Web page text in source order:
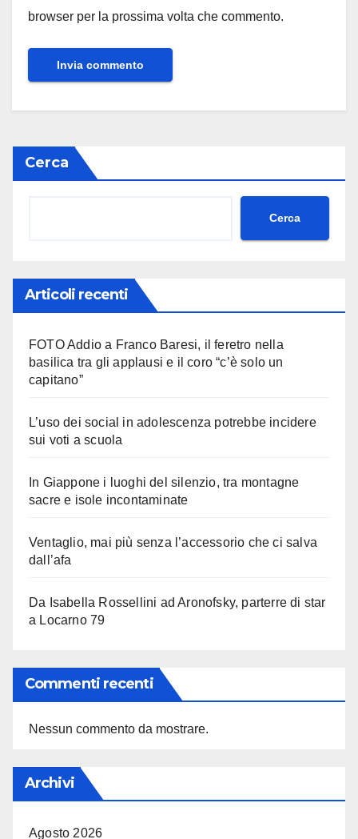
browser per la prossima volta che commento.
Cerca
Cerca
Articoli recenti
FOTO Addio a Franco Baresi, il feretro nella
basilica tra gli applausi e il coro “c’è solo un
capitano”
L’uso dei social in adolescenza potrebbe incidere
sui voti a scuola
In Giappone i luoghi del silenzio, tra montagne
sacre e isole incontaminate
Ventaglio, mai più senza l’accessorio che ci salva
dall’afa
Da Isabella Rossellini ad Aronofsky, parterre di star
a Locarno 79
Commenti recenti
Nessun commento da mostrare.
Archivi
Agosto 2026